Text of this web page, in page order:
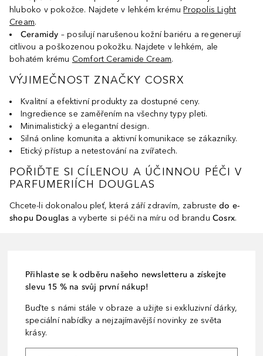
hluboko v pokožce. Najdete v lehkém krémuPropolis Light
Cream.
Ceramidy – posilují narušenou kožní bariéru a regenerují
citlivou a poškozenou pokožku. Najdete v lehkém, ale
bohatém krému Comfort Ceramide Cream.
VÝJIMEČNOST ZNAČKY COSRX
Kvalitní a efektivní produkty za dostupné ceny.
Ingredience se zaměřením na všechny typy pleti.
Minimalistický a elegantní design.
Silná online komunita a aktivní komunikace se zákazníky.
Etický přístup a netestování na zvířatech.
POŘIĎTE SI CÍLENOU A ÚČINNOU PÉČI V
PARFUMERIÍCH DOUGLAS
Chcete-li dokonalou pleť, která září zdravím, zabruste do e-
shopu Douglas a vyberte si péči na míru od branduCosrx.
Přihlaste se k odběru našeho newsletteru a získejte
slevu 15 % na svůj první nákup!
Buďte s námi stále v obraze a užijte si exkluzivní dárky,
speciální nabídky a nejzajímavější novinky ze světa
krásy.